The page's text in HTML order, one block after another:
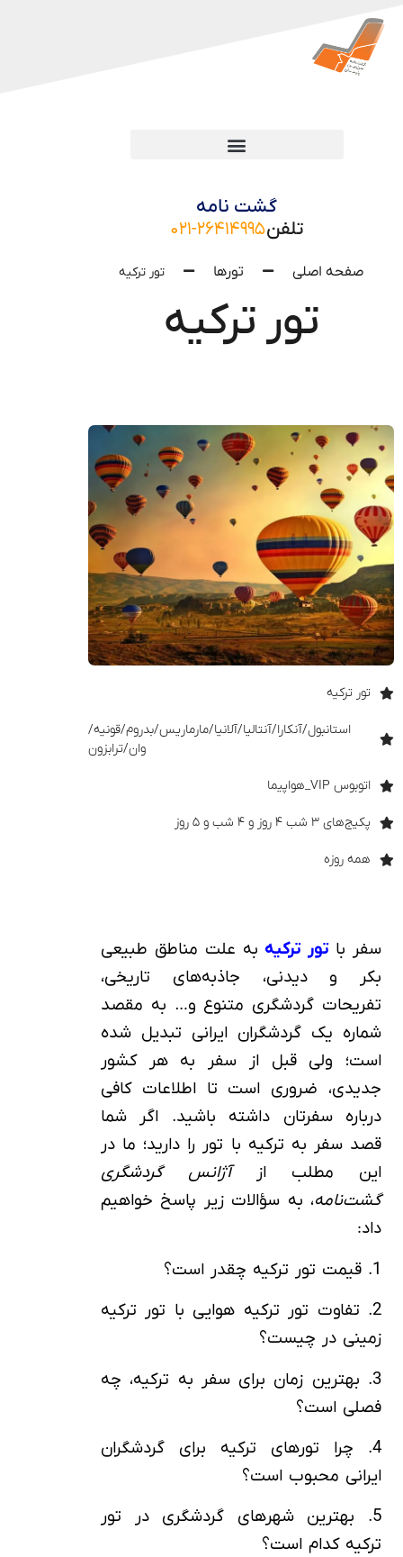
گشت نامه
تلفن۰۲۱-۲۶۴۱۴۹۹۵
صفحه اصلی تورها تور ترکیه
تور ترکیه
تور ترکیه
استانبول/آنکارا/آنتالیا/آلانیا/مارماریس/بدروم/قونیه/
وان/ترابزون
اتوبوس VIP_هواپیما
پکیج‌های ۳ شب ۴ روز و ۴ شب و ۵ روز
همه روزه
سفر با تور ترکیه به علت مناطق طبیعی
بکر و دیدنی، جاذبه‌های تاریخی،
تفریحات گردشگری متنوع و… به مقصد
شماره یک گردشگران ایرانی تبدیل شده
است؛ ولی قبل از سفر به هر کشور
جدیدی، ضروری است تا اطلاعات کافی
درباره سفرتان داشته باشید. اگر شما
قصد سفر به ترکیه با تور را دارید؛ ما در
این مطلب ازآژانس گردشگری
گشت‌نامه، به سؤالات زیر پاسخ خواهیم
داد:
1. قیمت تور ترکیه چقدر است؟
2. تفاوت تور ترکیه هوایی با تور ترکیه
زمینی در چیست؟
3. بهترین زمان برای سفر به ترکیه، چه
فصلی است؟
4. چرا تورهای ترکیه برای گردشگران
ایرانی محبوب است؟
5. بهترین شهرهای گردشگری در تور
ترکیه کدام است؟